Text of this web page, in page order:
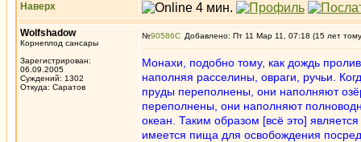
Наверх
Wolfshadow
Корнеплод сансары
Зарегистрирован:
06.09.2005
Суждений: 1302
Откуда: Саратов
№90586 Добавлено: Пт 11 Мар 11, 07:18 (15 лет
Монахи, подобно тому, как дождь
наполняя расселины, овраги, ручьи.
пруды переполнены, они наполняют
переполнены, они наполняют
океан. Таким образом [всё это]
имеется пища для освобождения